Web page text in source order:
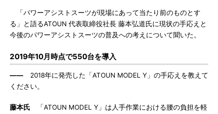
「パワーアシストスーツが現場にあって当たり前のものとす
る」と語るATOUN 代表取締役社長 藤本弘道氏に現状の手応えと
今後のパワーアシストスーツの普及への考えについて聞いた。
2019年10月時点で550台を導入
―― 2018年に発売した「ATOUN MODEL Y」の手応えを教えて
ください。
藤本氏 「ATOUN MODEL Y」は人手作業における腰の負担を軽